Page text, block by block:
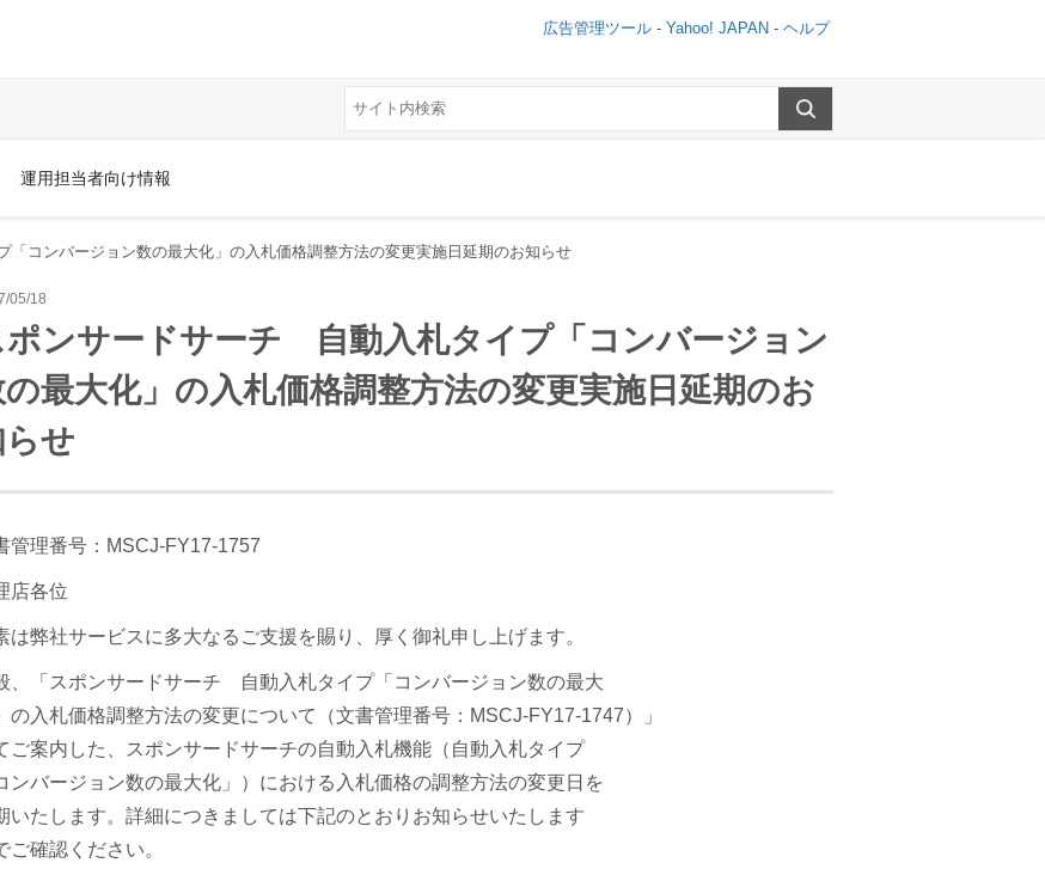
広告管理ツール - Yahoo! JAPAN - ヘルプ
運用担当者向け情報
コンバージョン数の最大化」の入札価格調整方法の変更実施日延期のお知らせ
05/18
ポンサードサーチ 自動入札タイプ「コンバージョン
最大化」の入札価格調整方法の変更実施日延期のお
せ
管理番号：MSCJ-FY17-1757
店各位
は弊社サービスに多大なるご支援を賜り、厚く御礼申し上げます。
、「スポンサードサーチ 自動入札タイプ「コンバージョン数の最大
の入札価格調整方法の変更について（文書管理番号：MSCJ-FY17-1747）」
ご案内した、スポンサードサーチの自動入札機能（自動入札タイプ
ンバージョン数の最大化」）における入札価格の調整方法の変更日を
いたします。詳細につきましては下記のとおりお知らせいたします
ご確認ください。